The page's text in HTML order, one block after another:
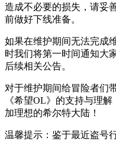
造成不必要的损失，请妥
前做好下线准备。
如果在维护期间无法完成
时我们将第一时间通知大
后续相关公告。
对于维护期间给冒险者们
《希望OL》的支持与理解
加理想的希尔特大陆！
温馨提示：鉴于最近盗号